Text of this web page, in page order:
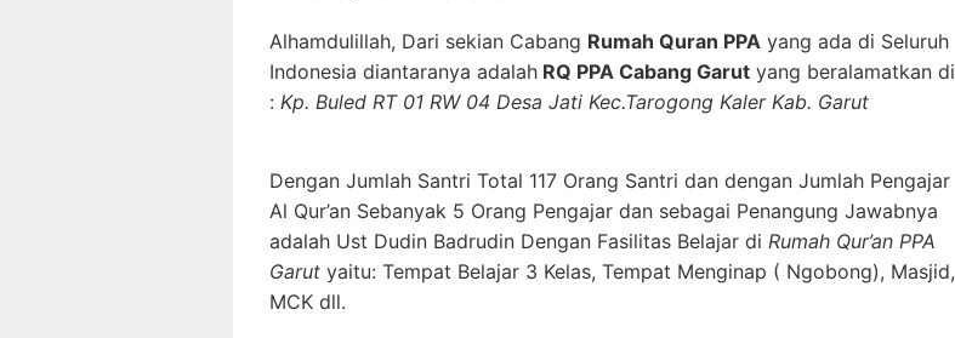
Alhamdulillah, Dari sekian Cabang Rumah Quran PPA yang ada di Seluruh
Indonesia diantaranya adalah RQ PPA Cabang Garut yang beralamatkan di
: Kp. Buled RT 01 RW 04 Desa Jati Kec.Tarogong Kaler Kab. Garut
Dengan Jumlah Santri Total 117 Orang Santri dan dengan Jumlah Pengajar
Al Qur’an Sebanyak 5 Orang Pengajar dan sebagai Penangung Jawabnya
adalah Ust Dudin Badrudin Dengan Fasilitas Belajar di Rumah Qur’an PPA
Garut yaitu: Tempat Belajar 3 Kelas, Tempat Menginap ( Ngobong), Masjid,
MCK dll.